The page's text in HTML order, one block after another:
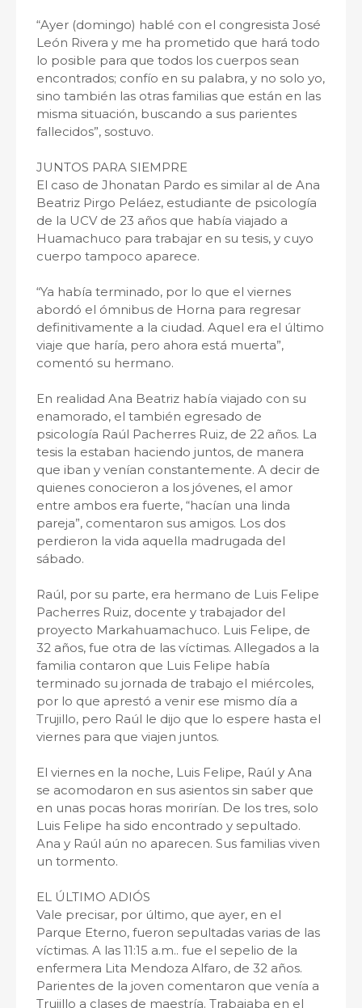
“Ayer (domingo) hablé con el congresista José
León Rivera y me ha prometido que hará todo
lo posible para que todos los cuerpos sean
encontrados; confío en su palabra, y no solo yo,
sino también las otras familias que están en las
misma situación, buscando a sus parientes
fallecidos”, sostuvo.
JUNTOS PARA SIEMPRE
El caso de Jhonatan Pardo es similar al de Ana
Beatriz Pirgo Peláez, estudiante de psicología
de la UCV de 23 años que había viajado a
Huamachuco para trabajar en su tesis, y cuyo
cuerpo tampoco aparece.
“Ya había terminado, por lo que el viernes
abordó el ómnibus de Horna para regresar
definitivamente a la ciudad. Aquel era el último
viaje que haría, pero ahora está muerta”,
comentó su hermano.
En realidad Ana Beatriz había viajado con su
enamorado, el también egresado de
psicología Raúl Pacherres Ruiz, de 22 años. La
tesis la estaban haciendo juntos, de manera
que iban y venían constantemente. A decir de
quienes conocieron a los jóvenes, el amor
entre ambos era fuerte, “hacían una linda
pareja”, comentaron sus amigos. Los dos
perdieron la vida aquella madrugada del
sábado.
Raúl, por su parte, era hermano de Luis Felipe
Pacherres Ruiz, docente y trabajador del
proyecto Markahuamachuco. Luis Felipe, de
32 años, fue otra de las víctimas. Allegados a la
familia contaron que Luis Felipe había
terminado su jornada de trabajo el miércoles,
por lo que aprestó a venir ese mismo día a
Trujillo, pero Raúl le dijo que lo espere hasta el
viernes para que viajen juntos.
El viernes en la noche, Luis Felipe, Raúl y Ana
se acomodaron en sus asientos sin saber que
en unas pocas horas morirían. De los tres, solo
Luis Felipe ha sido encontrado y sepultado.
Ana y Raúl aún no aparecen. Sus familias viven
un tormento.
EL ÚLTIMO ADIÓS
Vale precisar, por último, que ayer, en el
Parque Eterno, fueron sepultadas varias de las
víctimas. A las 11:15 a.m.. fue el sepelio de la
enfermera Lita Mendoza Alfaro, de 32 años.
Parientes de la joven comentaron que venía a
Trujillo a clases de maestría. Trabajaba en el